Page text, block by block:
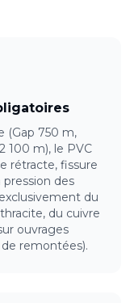
(Gap 750 m,
100 m), le PVC
rétracte, fissure
pression des
du
du cuivre
ouvrages
remontées).